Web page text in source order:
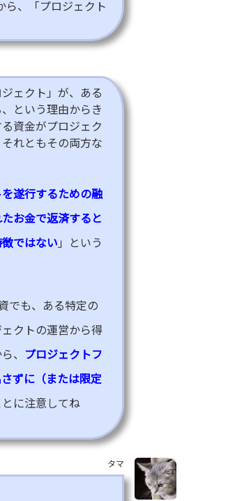
ら、「プロジェクト
ェクト」が、ある
という理由からき
資金がプロジェク
れともその両方な
遂行するための融
お金で返済すると
ではない 」という
でも、ある特定の
クトの運営から得
、 プロジェクトフ
ずに（または限定
に注意してね
タマ